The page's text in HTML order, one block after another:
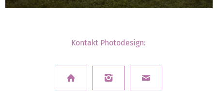
Kontakt Photodesign: